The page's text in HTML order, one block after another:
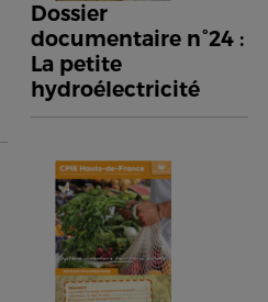
Dossier
documentaire n°24 :
La petite
hydroélectricité